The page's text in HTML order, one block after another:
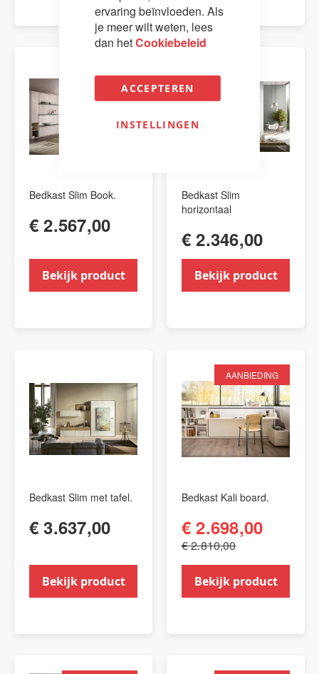
ervaring beïnvloeden. Als
je meer wilt weten, lees
dan hetCookiebeleid
ACCEPTEREN
INSTELLINGEN
Bedkast Slim Book.
€ 2.567,00
Bekijk product
Bedkast Slim
horizontaal
€ 2.346,00
Bekijk product
Bedkast Slim met tafel.
€ 3.637,00
Bekijk product
AANBIEDING
Bedkast Kali board.
€ 2.698,00
€ 2.810,00
Bekijk product